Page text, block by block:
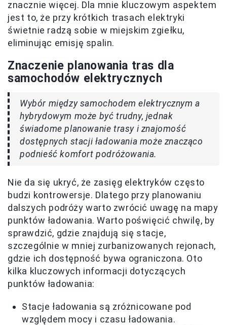
znacznie więcej. Dla mnie kluczowym aspektem
jest to, że przy krótkich trasach elektryki
świetnie radzą sobie w miejskim zgiełku,
eliminując emisję spalin.
Znaczenie planowania tras dla
samochodów elektrycznych
Wybór między samochodem elektrycznym a
hybrydowym może być trudny, jednak
świadome planowanie trasy i znajomość
dostępnych stacji ładowania może znacząco
podnieść komfort podróżowania.
Nie da się ukryć, że zasięg elektryków często
budzi kontrowersje. Dlatego przy planowaniu
dalszych podróży warto zwrócić uwagę na mapy
punktów ładowania. Warto poświęcić chwilę, by
sprawdzić, gdzie znajdują się stacje,
szczególnie w mniej zurbanizowanych rejonach,
gdzie ich dostępność bywa ograniczona. Oto
kilka kluczowych informacji dotyczących
punktów ładowania:
Stacje ładowania są zróżnicowane pod
względem mocy i czasu ładowania.